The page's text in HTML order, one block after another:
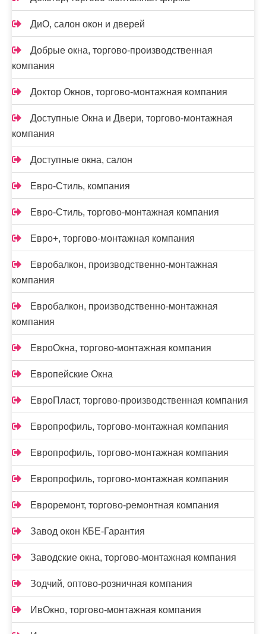
ДиО, салон окон и дверей
Добрые окна, торгово-производственная
компания
Доктор Окнов, торгово-монтажная компания
Доступные Окна и Двери, торгово-монтажная
компания
Доступные окна, салон
Евро-Стиль, компания
Евро-Стиль, торгово-монтажная компания
Евро+, торгово-монтажная компания
Евробалкон, производственно-монтажная
компания
Евробалкон, производственно-монтажная
компания
ЕвроОкна, торгово-монтажная компания
Европейские Окна
ЕвроПласт, торгово-производственная компания
Европрофиль, торгово-монтажная компания
Европрофиль, торгово-монтажная компания
Европрофиль, торгово-монтажная компания
Евроремонт, торгово-ремонтная компания
Завод окон КБЕ-Гарантия
Заводские окна, торгово-монтажная компания
Зодчий, оптово-розничная компания
ИвОкно, торгово-монтажная компания